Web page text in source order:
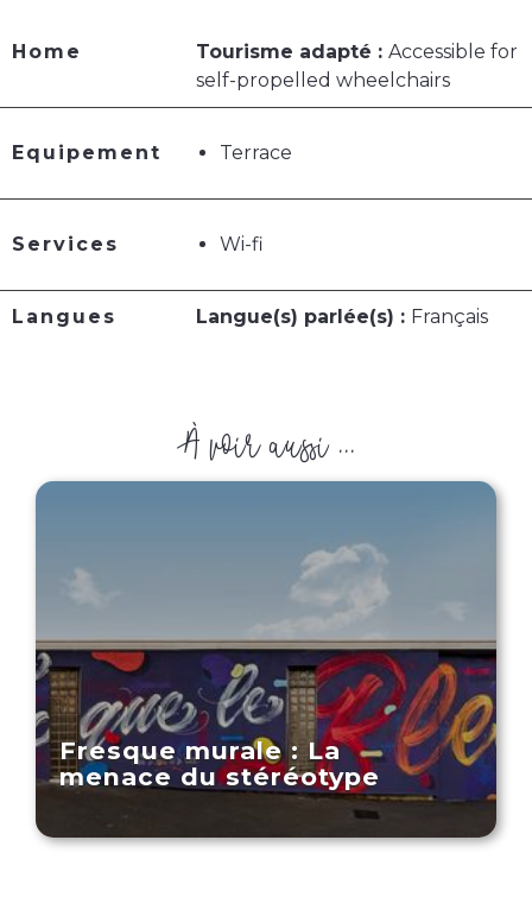
Home Tourisme adapté : Accessible for
self-propelled wheelchairs
Equipement Terrace
Services Wi-fi
Langues Langue(s) parlée(s) : Français
À voir aussi ...
Fresque murale : La
menace du stéréotype